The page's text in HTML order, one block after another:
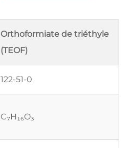
Orthoformiate de triéthyle
(TEOF)
122-51-0
C₇H₁₆O₃